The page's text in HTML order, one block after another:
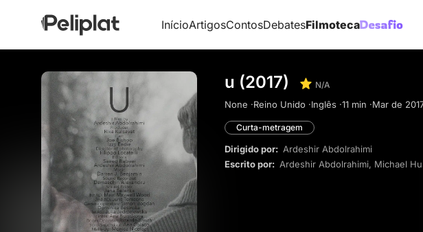
InícioArtigosContosDebatesFilmoteca
u (2017) N/A
None ·Reino Unido ·Inglês ·11 min ·Mar de
Curta-metragem
Dirigido por: Ardeshir Abdolrahimi
Escrito por: Ardeshir Abdolrahimi, Michael